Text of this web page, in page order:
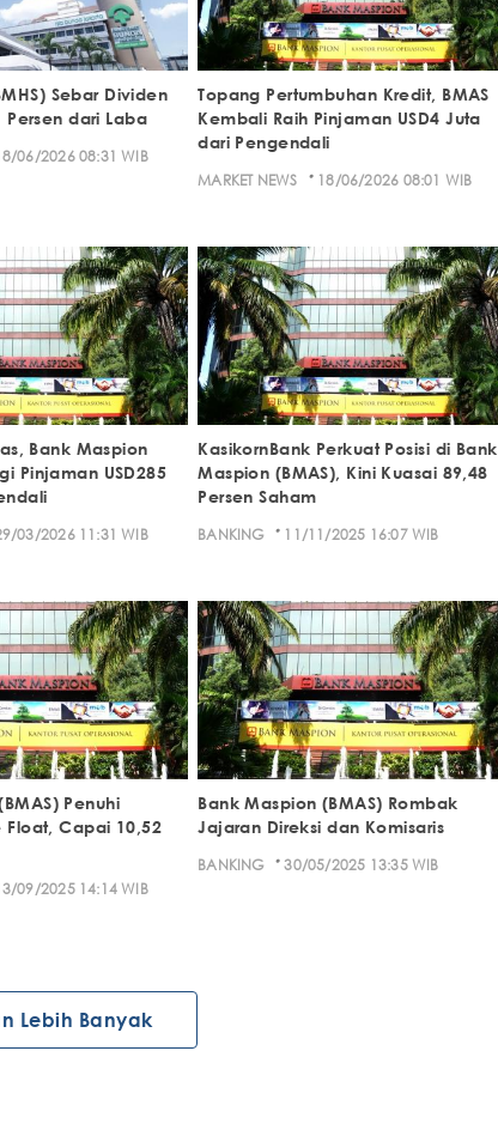
Sebar Dividen
Persen dari Laba
06/2026 08:31 WIB
Topang Pertumbuhan Kredit, BMAS
Kembali Raih Pinjaman USD4 Juta
dari Pengendali
MARKET NEWS · 18/06/2026 08:01 WIB
Bank Maspion
Pinjaman USD285
03/2026 11:31 WIB
KasikornBank Perkuat Posisi di Bank
Maspion (BMAS), Kini Kuasai 89,48
Persen Saham
BANKING · 11/11/2025 16:07 WIB
Penuhi
Float, Capai 10,52
09/2025 14:14 WIB
Bank Maspion (BMAS) Rombak
Jajaran Direksi dan Komisaris
BANKING · 30/05/2025 13:35 WIB
Lebih Banyak